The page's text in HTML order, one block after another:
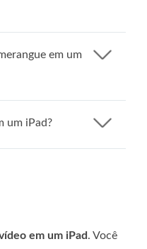
em um
um iPad?
em um iPad . Você